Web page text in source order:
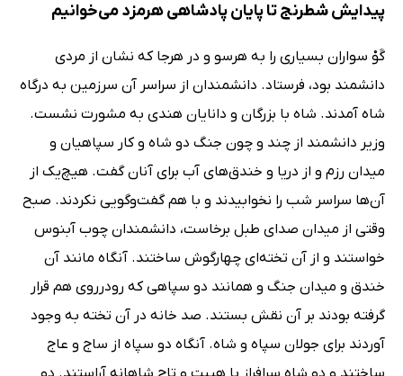
پیدایش شطرنج تا پایان پادشاهی هرمزد می‌خوانیم
گَوْ سواران بسیاری را به هر‌سو و در هر‌جا که نشان از مردی
دانشمند بود، فرستاد. دانشمندان از سراسر آن سرزمین به درگاه
شاه آمدند. شاه با بزرگان و دانایان هندی به مشورت نشست.
وزیر دانشمند از چند و چون جنگ دو شاه و کار سپاهیان و
میدان رزم و از دریا و خندق‌های آب برای آنان گفت. هیچ‌یک از
آن‌ها سراسر شب را نخوابیدند و با هم گفت‌وگویی نکردند. صبح
وقتی از میدان صدای طبل برخاست، دانشمندان چوب آبنوس
خواستند و از آن تخته‌ای چهارگوش ساختند. آنگاه مانند آن
خندق و میدان جنگ و همانند دو سپاهی که رو‌در‌روی هم قرار
گرفته بودند بر آن نقش بستند. صد خانه در آن تخته به وجود
آوردند برای جولان سپاه و شاه. آنگاه دو سپاه از ساج و عاج